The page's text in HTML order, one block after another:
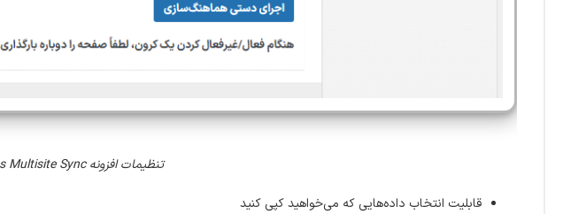
تنظیمات افزونه WordPress Multisite Sync
قابلیت انتخاب داده‌هایی که می‌خواهید کپی کنید